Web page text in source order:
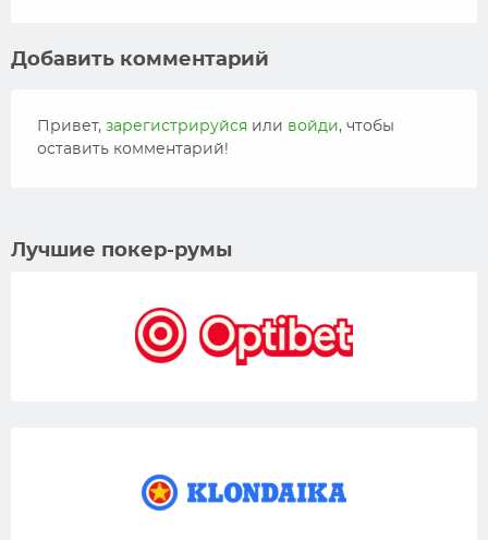
Добавить комментарий
Привет, зарегистрируйся или войди, чтобы
оставить комментарий!
Лучшие покер-румы